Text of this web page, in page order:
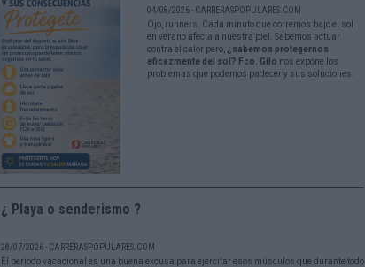
04/08/2026 - CARRERASPOPULARES.COM
Ojo, runners. Cada minuto que corremos bajo el sol
en verano afecta a nuestra piel. Sabemos actuar
contra el calor pero, ¿sabemos protegernos
eficazmente del sol? Fco. Gilo nos expone los
problemas que podemos padecer y sus soluciones.
¿ Playa o senderismo ?
28/07/2026 - CARRERASPOPULARES.COM
El periodo vacacional es una buena excusa para ejercitar esos músculos que durante todo